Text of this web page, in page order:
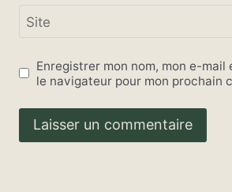
Site
Enregistrer mon nom, mon e-mail
le navigateur pour mon prochain